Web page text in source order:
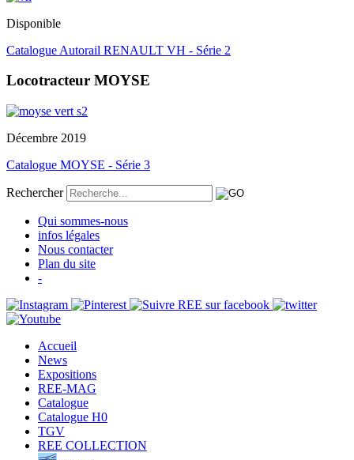
Disponible
Catalogue Autorail RENAULT VH - Série 2
Locotracteur MOYSE
Décembre 2019
Catalogue MOYSE - Série 3
Rechercher
Qui sommes-nous
infos légales
Nous contacter
Plan du site
-
Accueil
News
Expositions
REE-MAG
Catalogue
Catalogue H0
TGV
REE COLLECTION